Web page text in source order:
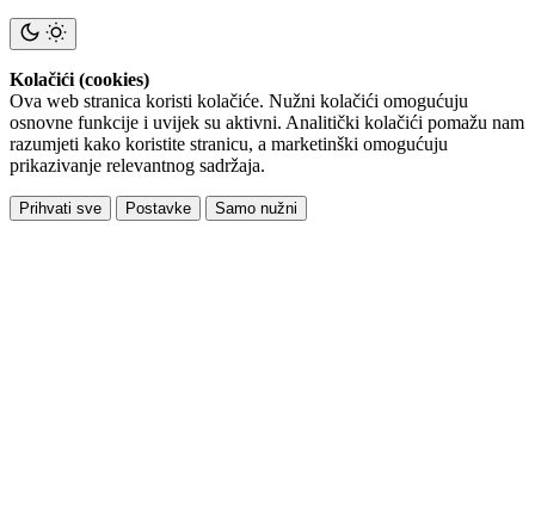
Kolačići (cookies)
Ova web stranica koristi kolačiće. Nužni kolačići omogućuju
osnovne funkcije i uvijek su aktivni. Analitički kolačići pomažu nam
razumjeti kako koristite stranicu, a marketinški omogućuju
prikazivanje relevantnog sadržaja.
Prihvati sve Postavke Samo nužni